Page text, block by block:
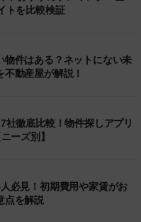
トを比較検証
物件はある？ネットにない未
動産屋が解説！
社徹底比較！物件探しアプリ
ーズ別】
必見！初期費用や家賃がお
点を解説